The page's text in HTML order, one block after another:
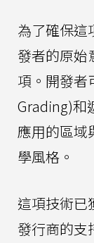
為了確保這
發者的原始
項。開發者
Grading)和
應用的區域
學風格。
這項技術已
發行商的支